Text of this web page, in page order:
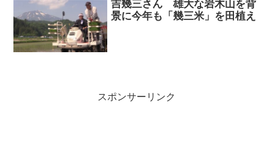
吉幾三さん 雄大な岩木山を背
景に今年も「幾三米」を田植え
スポンサーリンク